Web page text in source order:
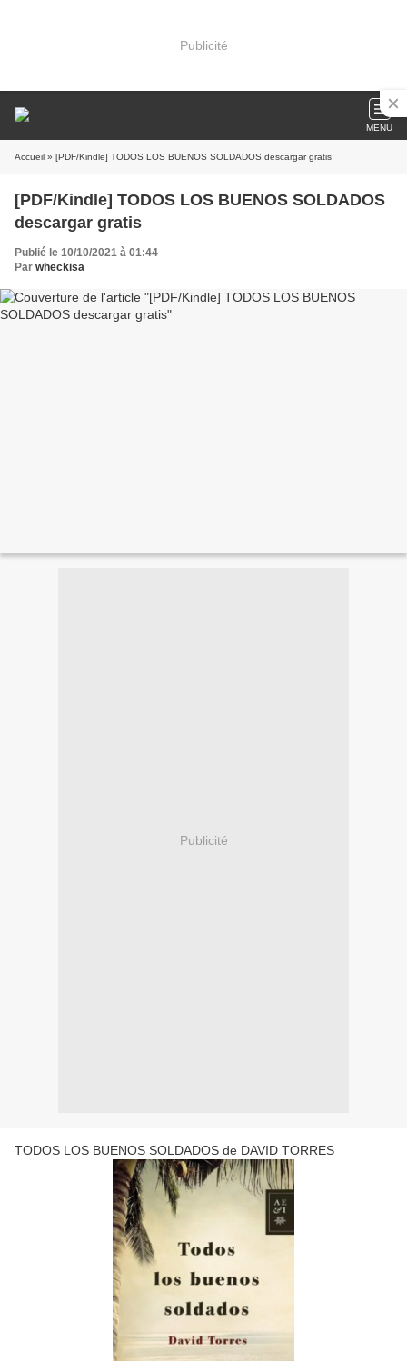
Publicité
MENU
Accueil » [PDF/Kindle] TODOS LOS BUENOS SOLDADOS descargar gratis
[PDF/Kindle] TODOS LOS BUENOS SOLDADOS
descargar gratis
Publié le 10/10/2021 à 01:44
Par wheckisa
Publicité
TODOS LOS BUENOS SOLDADOS de DAVID TORRES